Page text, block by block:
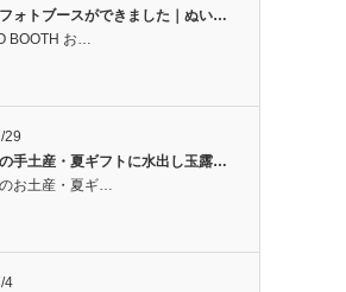
ォトブースができました｜ぬい…
BOOTH お…
29
手土産・夏ギフトに水出し玉露…
お土産・夏ギ…
4